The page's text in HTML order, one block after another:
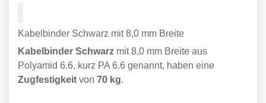
Kabelbinder Schwarz mit 8,0 mm Breite
Kabelbinder Schwarz mit 8,0 mm Breite aus
Polyamid 6.6, kurz PA 6.6 genannt, haben eine
Zugfestigkeit von 70 kg.